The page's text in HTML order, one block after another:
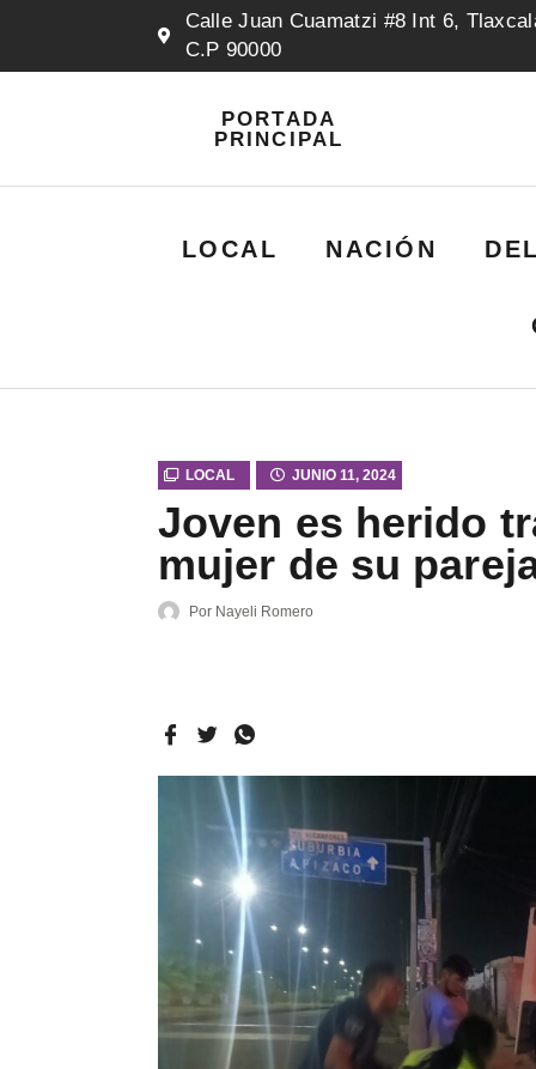
Calle Juan Cuamatzi #8 Int 6,
C.P 90000
PORTADA
PRINCIPAL
LOCAL NACIÓN
LOCAL JUNIO 11, 2024
Joven es herido
mujer de su
Por Nayeli Romero